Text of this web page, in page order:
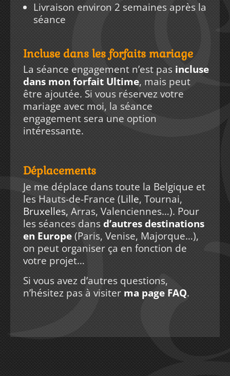
Livraison environ 2 semaines après la
séance
Incluse dans les forfaits mariage
La séance engagement n’est pas incluse
dans mon forfait Ultime, mais peut
être ajoutée. Si vous réservez votre
mariage avec moi, la séance
engagement sera une option
intéressante.
Déplacements
Je me déplace dans toute la Belgique et
les Hauts-de-France (Lille, Tournai,
Bruxelles, Arras, Valenciennes…). Pour
les séances dansd’autres destinations
en Europe(Paris, Venise, Majorque…),
on peut organiser ça en fonction de
votre projet…
Si vous avez d’autres questions,
n’hésitez pas à visiter ma page FAQ.